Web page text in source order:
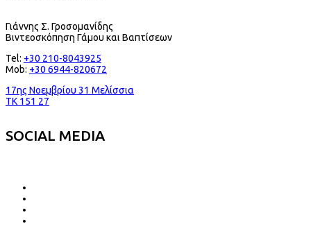
Γιάννης Σ. Γροσομανίδης
Βιντεοσκόπηση Γάμου και Βαπτίσεων
Tel: +30 210-8043925
Mob: +30 6944-820672
17ης Νοεμβρίου 31 Μελίσσια
TK 151 27
SOCIAL MEDIA